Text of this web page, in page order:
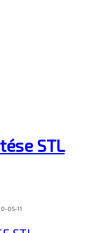
STL
05-11